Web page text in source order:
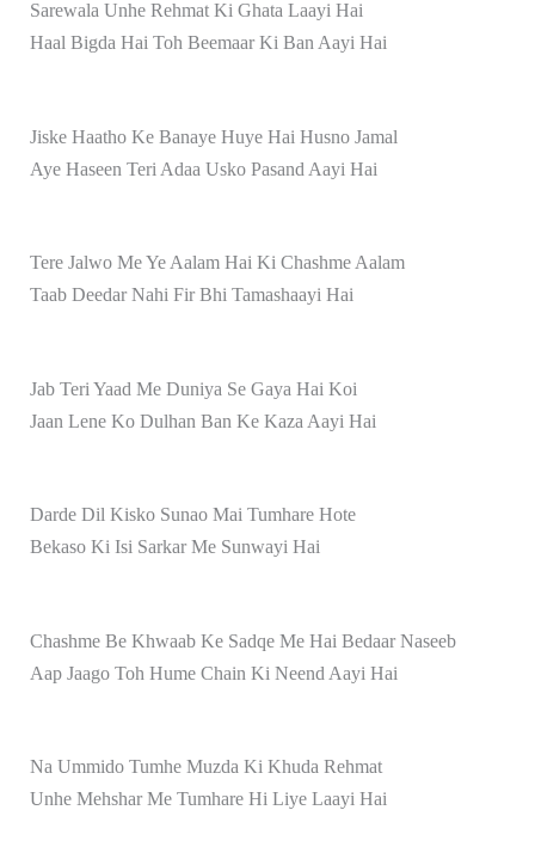
Sarewala Unhe Rehmat Ki Ghata Laayi Hai
Haal Bigda Hai Toh Beemaar Ki Ban Aayi Hai
Jiske Haatho Ke Banaye Huye Hai Husno Jamal
Aye Haseen Teri Adaa Usko Pasand Aayi Hai
Tere Jalwo Me Ye Aalam Hai Ki Chashme Aalam
Taab Deedar Nahi Fir Bhi Tamashaayi Hai
Jab Teri Yaad Me Duniya Se Gaya Hai Koi
Jaan Lene Ko Dulhan Ban Ke Kaza Aayi Hai
Darde Dil Kisko Sunao Mai Tumhare Hote
Bekaso Ki Isi Sarkar Me Sunwayi Hai
Chashme Be Khwaab Ke Sadqe Me Hai Bedaar Naseeb
Aap Jaago Toh Hume Chain Ki Neend Aayi Hai
Na Ummido Tumhe Muzda Ki Khuda Rehmat
Unhe Mehshar Me Tumhare Hi Liye Laayi Hai